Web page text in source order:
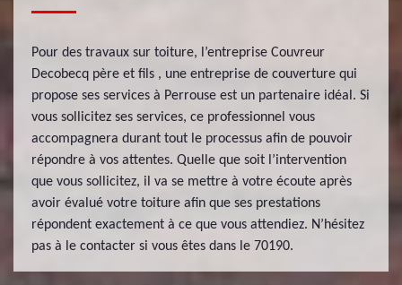
Pour des travaux sur toiture, l’entreprise Couvreur
Decobecq père et fils , une entreprise de couverture qui
propose ses services à Perrouse est un partenaire idéal. Si
vous sollicitez ses services, ce professionnel vous
accompagnera durant tout le processus afin de pouvoir
répondre à vos attentes. Quelle que soit l’intervention
que vous sollicitez, il va se mettre à votre écoute après
avoir évalué votre toiture afin que ses prestations
répondent exactement à ce que vous attendiez. N’hésitez
pas à le contacter si vous êtes dans le 70190.